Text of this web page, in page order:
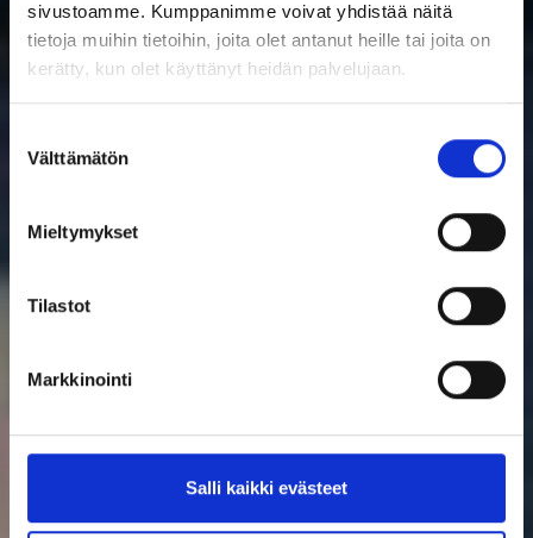
sivustoamme. Kumppanimme voivat yhdistää näitä
tietoja muihin tietoihin, joita olet antanut heille tai joita on
kerätty, kun olet käyttänyt heidän palvelujaan.
valinta
Välttämätön
Mieltymykset
Tilastot
Markkinointi
Salli kaikki evästeet